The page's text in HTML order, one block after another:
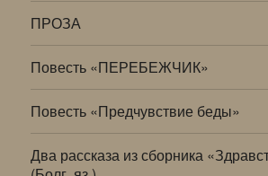
ПРОЗА
Повесть «ПЕРЕБЕЖЧИК»
Повесть «Предчувствие беды»
Два рассказа из сборника